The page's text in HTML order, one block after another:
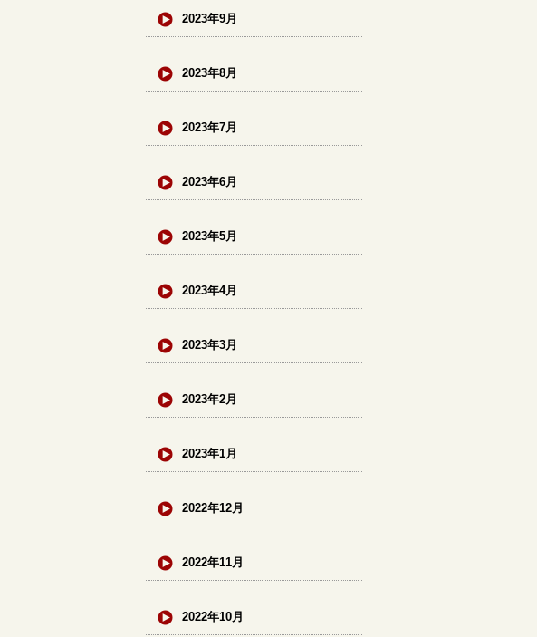
2023年9月
2023年8月
2023年7月
2023年6月
2023年5月
2023年4月
2023年3月
2023年2月
2023年1月
2022年12月
2022年11月
2022年10月